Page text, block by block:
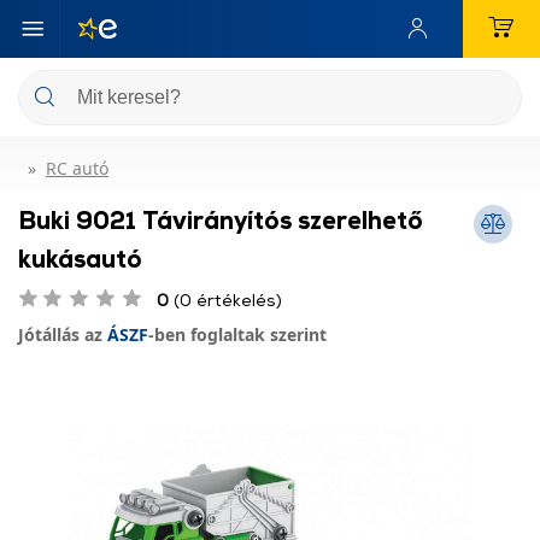
RC autó
Buki 9021 Távirányítós szerelhető
kukásautó
0 (0 értékelés)
Jótállás az ÁSZF-ben foglaltak szerint